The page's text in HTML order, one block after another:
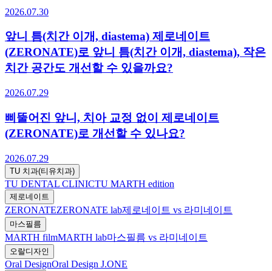
2026.07.30
앞니 틈(치간 이개, diastema) 제로네이트
(ZERONATE)로 앞니 틈(치간 이개, diastema), 작은
치간 공간도 개선할 수 있을까요?
2026.07.29
삐뚤어진 앞니, 치아 교정 없이 제로네이트
(ZERONATE)로 개선할 수 있나요?
2026.07.29
TU 치과(티유치과)
TU DENTAL CLINICTU MARTH edition
제로네이트
ZERONATEZERONATE lab제로네이트 vs 라미네이트
마스필름
MARTH filmMARTH lab마스필름 vs 라미네이트
오랄디자인
Oral DesignOral Design J.ONE